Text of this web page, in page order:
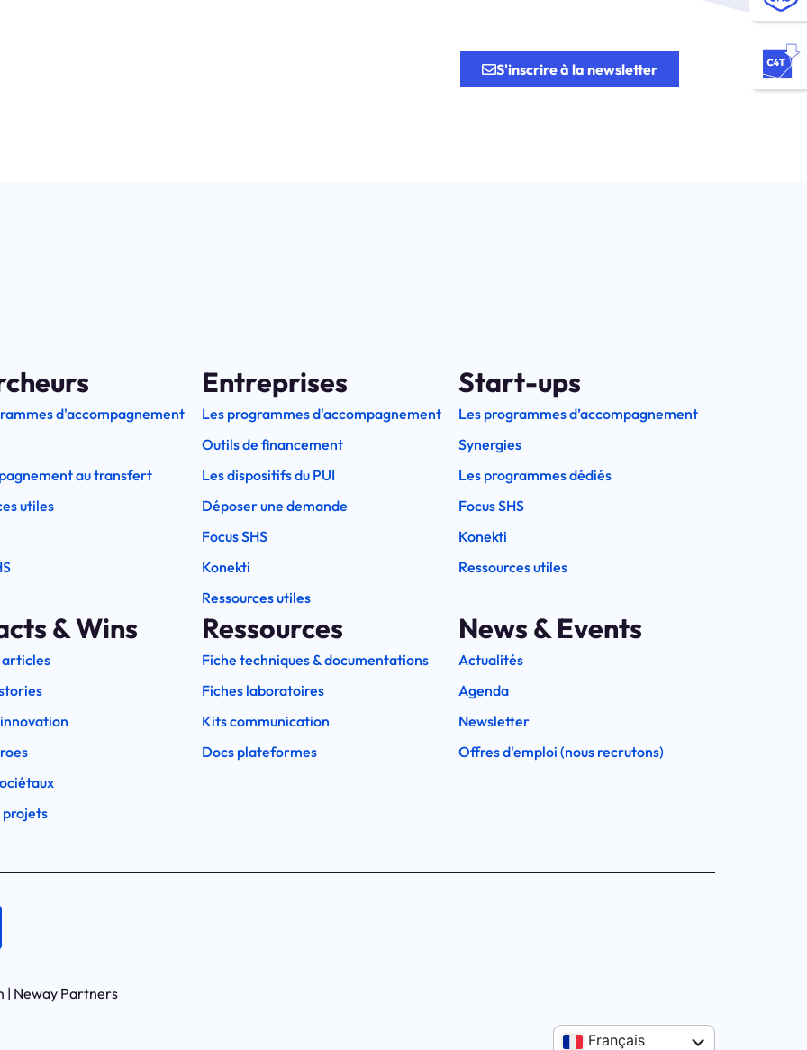
S'inscrire à la newsletter
d'accompagnement
au transfert
utiles
Entreprises
Les programmes d'accompagnement
Outils de financement
Les dispositifs du PUI
Déposer une demande
Focus SHS
Konekti
Ressources utiles
Start-ups
Les programmes d’accompagnement
Synergies
Les programmes dédiés
Focus SHS
Konekti
Ressources utiles
& Wins
articles
projets
Ressources
Fiche techniques & documentations
Fiches laboratoires
Kits communication
Docs plateformes
News & Events
Actualités
Agenda
Newsletter
Offres d'emploi (nous recrutons)
| Neway Partners
Anglais
Français